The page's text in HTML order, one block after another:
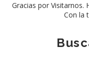
Gracias por Visitarnos.
Con la